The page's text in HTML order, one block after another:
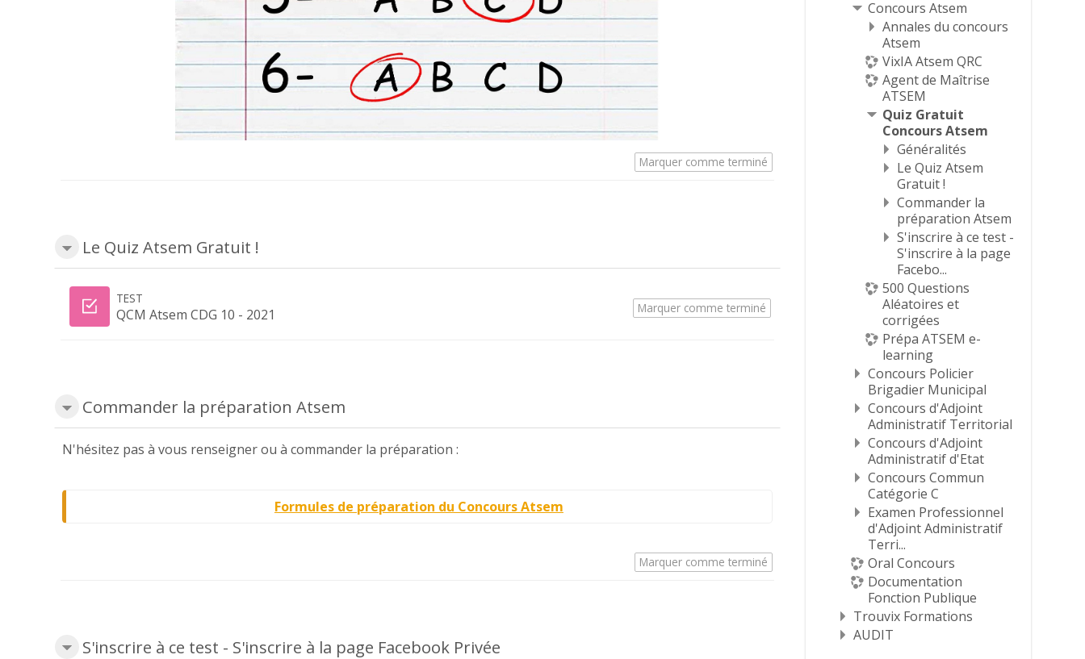
Marquer comme terminé
Le Quiz Atsem Gratuit !
TEST
QCM Atsem CDG 10 - 2021 Marquer comme terminé
Commander la préparation Atsem
Marquer comme terminé
N'hésitez pas à vous renseigner ou à commander la préparation :
Formules de préparation du Concours Atsem
S'inscrire à ce test - S'inscrire à la page Facebook Privée
Concours Atsem
Annales du concours
Atsem
VixIA Atsem QRC
Agent de Maîtrise
ATSEM
Quiz Gratuit
Concours Atsem
Généralités
Le Quiz Atsem
Gratuit !
Commander la
préparation Atsem
S'inscrire à ce test -
S'inscrire à la page
Facebo...
500 Questions
Aléatoires et
corrigées
Prépa ATSEM e-
learning
Concours Policier
Brigadier Municipal
Concours d'Adjoint
Administratif Territorial
Concours d'Adjoint
Administratif d'Etat
Concours Commun
Catégorie C
Examen Professionnel
d'Adjoint Administratif
Terri...
Oral Concours
Documentation
Fonction Publique
Trouvix Formations
AUDIT